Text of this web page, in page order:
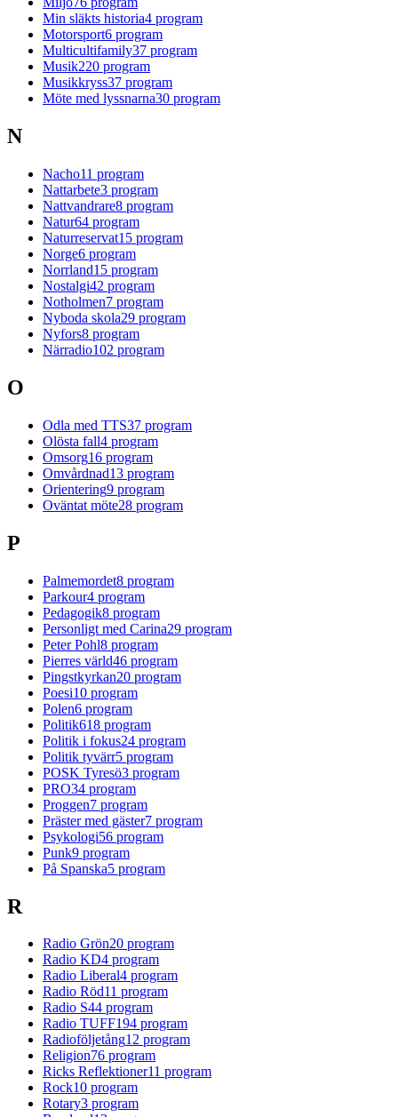
Min släkts historia4 program
Motorsport6 program
Multicultifamily37 program
Musik220 program
Musikkryss37 program
Möte med lyssnarna30 program
N
Nacho11 program
Nattarbete3 program
Nattvandrare8 program
Natur64 program
Naturreservat15 program
Norge6 program
Norrland15 program
Nostalgi42 program
Notholmen7 program
Nyboda skola29 program
Nyfors8 program
Närradio102 program
O
Odla med TTS37 program
Olösta fall4 program
Omsorg16 program
Omvårdnad13 program
Orientering9 program
Oväntat möte28 program
P
Palmemordet8 program
Parkour4 program
Pedagogik8 program
Personligt med Carina29 program
Peter Pohl8 program
Pierres värld46 program
Pingstkyrkan20 program
Poesi10 program
Polen6 program
Politik618 program
Politik i fokus24 program
Politik tyvärr5 program
POSK Tyresö3 program
PRO34 program
Proggen7 program
Präster med gäster7 program
Psykologi56 program
Punk9 program
På Spanska5 program
R
Radio Grön20 program
Radio KD4 program
Radio Liberal4 program
Radio Röd11 program
Radio S44 program
Radio TUFF194 program
Radioföljetång12 program
Religion76 program
Ricks Reflektioner11 program
Rock10 program
Rotary3 program